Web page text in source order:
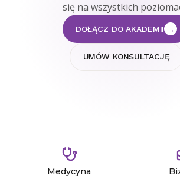
się na wszystkich
DOŁĄCZ DO AKADEMII →
UMÓW KONSULTACJĘ
Medycyna